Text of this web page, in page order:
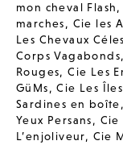
mon cheval Flash
marches, Cie les
Les Chevaux
Corps Vagabonds,
Rouges,Cie Les
GüMs,Cie Les
Sardines en boîte,
Yeux Persans, Cie
L’enjoliveur, Cie